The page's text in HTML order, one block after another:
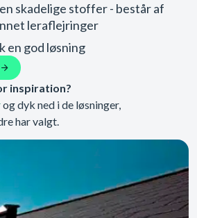
skadelige stoffer - består af
leraflejringer
en god løsning
inspiration?
og dyk ned i de løsninger,
har valgt.